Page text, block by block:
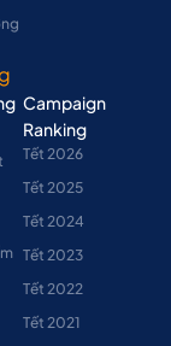
Campaign
Ranking
Tết 2026
Tết 2025
Tết 2024
Tết 2023
Tết 2022
Tết 2021